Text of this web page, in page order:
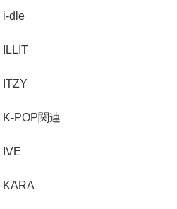
i-dle
ILLIT
ITZY
K-POP関連
IVE
KARA